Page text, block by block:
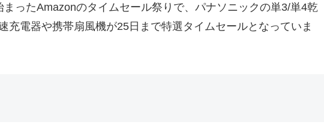
ったAmazonのタイムセール祭りで、パナソニックの単3/単4乾
充電器や携帯扇風機が25日まで特選タイムセールとなっていま